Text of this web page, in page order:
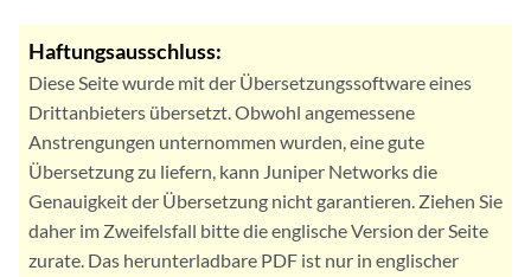
Haftungsausschluss:
Diese Seite wurde mit der Übersetzungssoftware eines
Drittanbieters übersetzt. Obwohl angemessene
Anstrengungen unternommen wurden, eine gute
Übersetzung zu liefern, kann Juniper Networks die
Genauigkeit der Übersetzung nicht garantieren. Ziehen Sie
daher im Zweifelsfall bitte die englische Version der Seite
zurate. Das herunterladbare PDF ist nur in englischer